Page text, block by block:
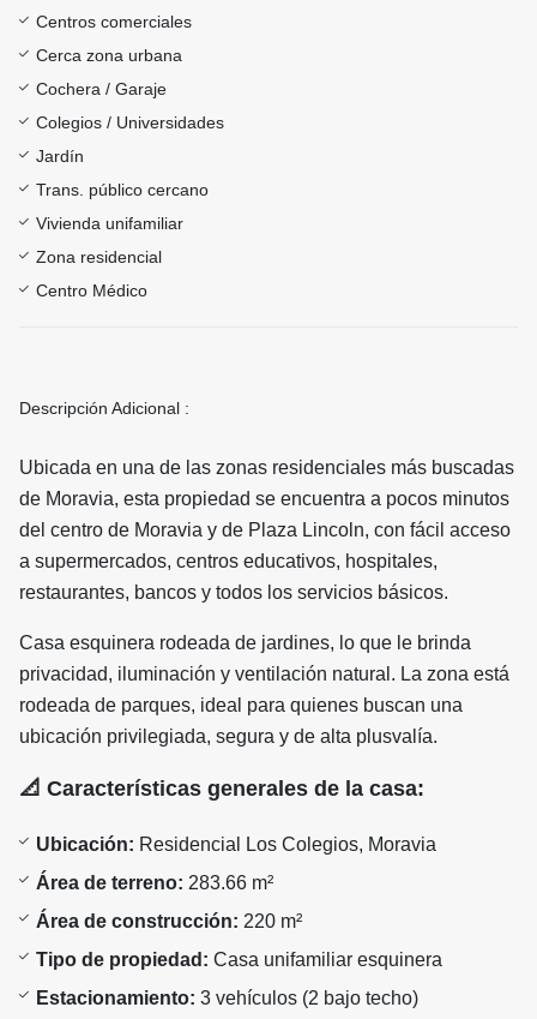
Centros comerciales
Cerca zona urbana
Cochera / Garaje
Colegios / Universidades
Jardín
Trans. público cercano
Vivienda unifamiliar
Zona residencial
Centro Médico
Descripción Adicional :
Ubicada en una de las zonas residenciales más buscadas
de Moravia, esta propiedad se encuentra a pocos minutos
del centro de Moravia y de Plaza Lincoln, con fácil acceso
a supermercados, centros educativos, hospitales,
restaurantes, bancos y todos los servicios básicos.
Casa esquinera rodeada de jardines, lo que le brinda
privacidad, iluminación y ventilación natural. La zona está
rodeada de parques, ideal para quienes buscan una
ubicación privilegiada, segura y de alta plusvalía.
📐 Características generales de la casa:
Ubicación: Residencial Los Colegios, Moravia
Área de terreno: 283.66 m²
Área de construcción: 220 m²
Tipo de propiedad: Casa unifamiliar esquinera
Estacionamiento: 3 vehículos (2 bajo techo)